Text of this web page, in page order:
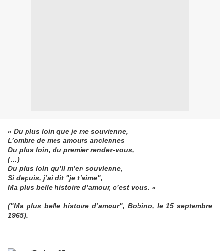
« Du plus loin que je me souvienne,
L’ombre de mes amours anciennes
Du plus loin, du premier rendez-vous,
(…)
Du plus loin qu’il m’en souvienne,
Si depuis, j’ai dit "je t’aime",
Ma plus belle histoire d’amour, c’est vous. »
("Ma plus belle histoire d’amour", Bobino, le 15 septembre
1965).